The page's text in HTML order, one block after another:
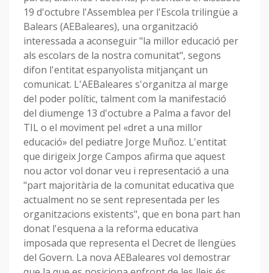
19 d'octubre l'Assemblea per l'Escola trilingüe a
Balears (AEBaleares), una organització
interessada a aconseguir "la millor educació per
als escolars de la nostra comunitat", segons
difon l'entitat espanyolista mitjançant un
comunicat. L'AEBaleares s'organitza al marge
del poder polític, talment com la manifestació
del diumenge 13 d'octubre a Palma a favor del
TIL o el moviment pel «dret a una millor
educació» del pediatre Jorge Muñoz. L'entitat
que dirigeix Jorge Campos afirma que aquest
nou actor vol donar veu i representació a una
"part majoritària de la comunitat educativa que
actualment no se sent representada per les
organitzacions existents", que en bona part han
donat l'esquena a la reforma educativa
imposada que representa el Decret de llengües
del Govern. La nova AEBaleares vol demostrar